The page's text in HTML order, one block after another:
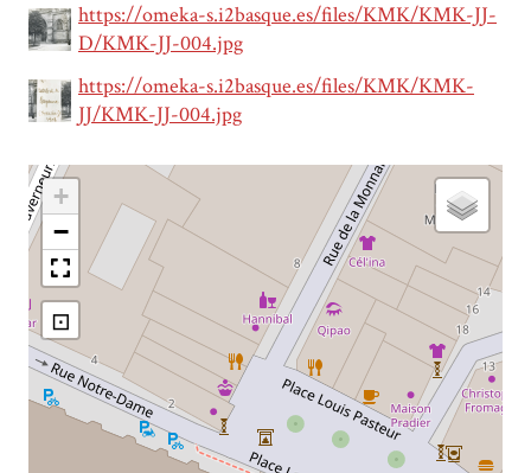
https://omeka-s.i2basque.es/files/KMK/KMK-JJ-
D/KMK-JJ-004.jpg
https://omeka-s.i2basque.es/files/KMK/KMK-
JJ/KMK-JJ-004.jpg
+
−
⊡